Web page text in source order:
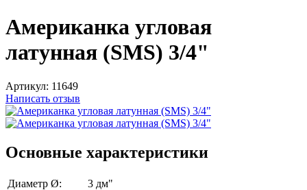
Американка угловая
латунная (SMS) 3/4"
Артикул: 11649
Написать отзыв
Основные характеристики
Диаметр Ø:
3 дм"